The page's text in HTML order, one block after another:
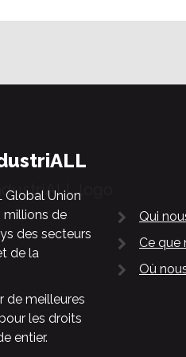
Global Union
millions de
des secteurs
de la
de meilleures
les droits
entier.
Qui
Ce que
Où